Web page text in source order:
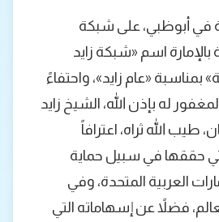
في أبوظبي، على شبكة
بالإمارة اسم «شبكة زايد
بمناسبة «عام زايد»، واحتفاءً
له بإذن الله، الشيخ زايد
الله ثراه، اعترافاً
حققها في سبيل حماية
العربية المتحدة، وفي
فضلاً عن إسهاماته التي